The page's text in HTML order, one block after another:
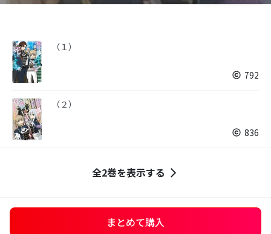
（１）
792
（２）
836
全2巻を表示する
まとめて購入